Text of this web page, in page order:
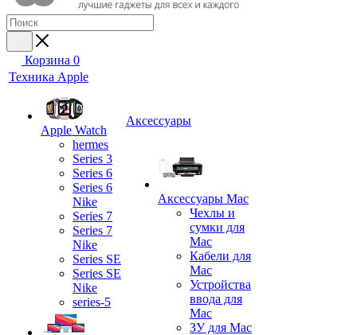
Корзина 0
Техника Apple
Apple Watch
hermes
Series 3
Series 6
Series 6
Nike
Series 7
Series 7
Nike
Series SE
Series SE
Nike
series-5
Аксессуары
Аксессуары Mac
Чехлы и
сумки для
Mac
Кабели для
Mac
Устройства
ввода для
Mac
ЗУ для Mac